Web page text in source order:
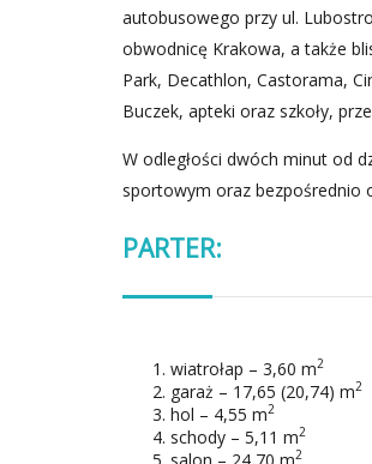
autobusowego przy ul.
obwodnicę Krakowa, a także
Park, Decathlon, Castorama,
Buczek, apteki oraz szkoły,
W odległości dwóch minut od
sportowym oraz bezpośrednio
PARTER:
wiatrołap – 3,60 m2
garaż – 17,65 (20,74) m2
hol – 4,55 m2
schody – 5,11 m2
salon – 24,70 m2